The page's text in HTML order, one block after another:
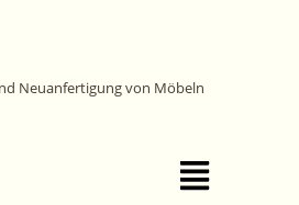
Neuanfertigung von Möbeln
Main
Menu